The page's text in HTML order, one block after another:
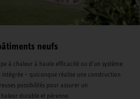
neufs
à chaleur à haute efficacité ou d'un système
– quiconque réalise une construction
possibilités pour assurer un
durable et pérenne.